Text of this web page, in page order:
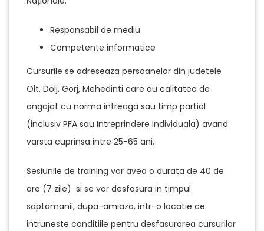
Responsabil de mediu
Competente informatice
Cursurile se adreseaza persoanelor din judetele
Olt, Dolj, Gorj, Mehedinti care au calitatea de
angajat cu norma intreaga sau timp partial
(inclusiv PFA sau Intreprindere Individuala) avand
varsta cuprinsa intre 25-65 ani.
Sesiunile de training vor avea o durata de 40 de
ore (7 zile) si se vor desfasura in timpul
saptamanii, dupa-amiaza, intr-o locatie ce
intruneste conditiile pentru desfasurarea cursurilor